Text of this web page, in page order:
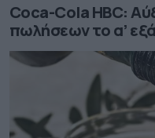
Coca-Cola HBC:
πωλήσεων το α’